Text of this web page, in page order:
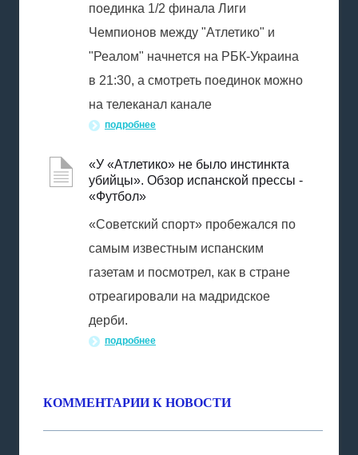
поединка 1/2 финала Лиги
Чемпионов между "Атлетико" и
"Реалом" начнется на РБК-Украина
в 21:30, а смотреть поединок можно
на телеканал канале
подробнее
«У «Атлетико» не было инстинкта
убийцы». Обзор испанской прессы -
«Футбол»
«Советский спорт» пробежался по
самым известным испанским
газетам и посмотрел, как в стране
отреагировали на мадридское
дерби.
подробнее
КОММЕНТАРИИ К НОВОСТИ